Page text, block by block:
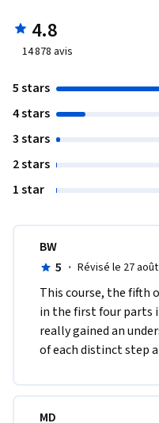
4.8
14 878 avis
5 stars
4 stars
3 stars
2 stars
1 star
BW
5 · Révisé le 27
This course, the fifth
in the first four parts
really gained an
of each distinct step
MD